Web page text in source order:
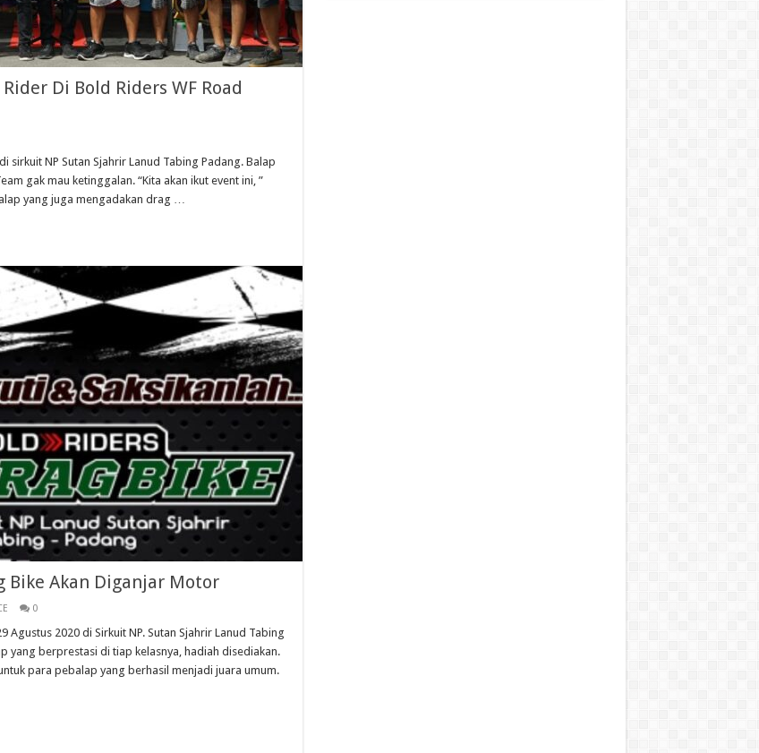
Di Bold Riders WF Road
sirkuit NP Sutan Sjahrir Lanud Tabing Padang. Balap
gak mau ketinggalan. “Kita akan ikut event ini, ”
yang juga mengadakan drag …
Bike Akan Diganjar Motor
0
2020 di Sirkuit NP. Sutan Sjahrir Lanud Tabing
yang berprestasi di tiap kelasnya, hadiah disediakan.
para pebalap yang berhasil menjadi juara umum.